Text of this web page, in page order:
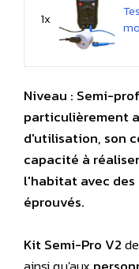
1x
Niveau : Semi-
particulièrement
d'utilisation, son
capacité à
l'habitat avec
éprouvés.
Kit Semi-Pro V2